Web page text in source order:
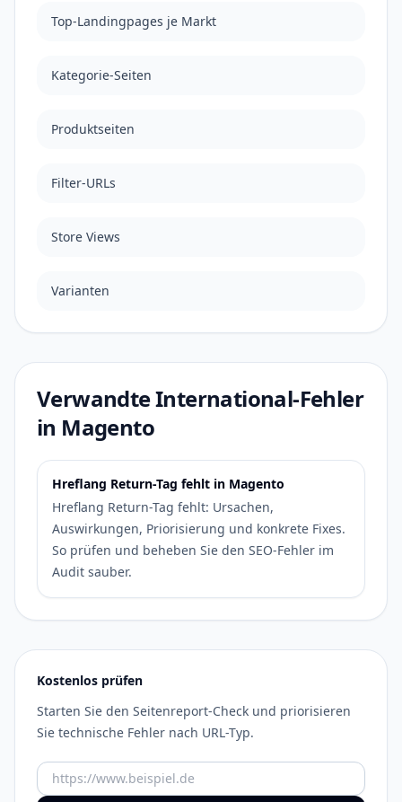
Top-Landingpages je Markt
Kategorie-Seiten
Produktseiten
Filter-URLs
Store Views
Varianten
Verwandte International-Fehler
in Magento
Hreflang Return-Tag fehlt in Magento
Hreflang Return-Tag fehlt: Ursachen,
Auswirkungen, Priorisierung und konkrete Fixes.
So prüfen und beheben Sie den SEO-Fehler im
Audit sauber.
Kostenlos prüfen
Starten Sie den Seitenreport-Check und priorisieren
Sie technische Fehler nach URL-Typ.
URL